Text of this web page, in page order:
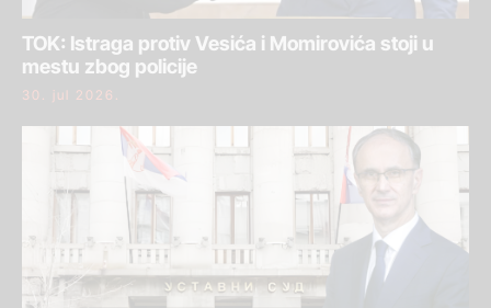
TOK: Istraga protiv Vesića i Momirovića stoji u
mestu zbog policije
30. jul 2026.